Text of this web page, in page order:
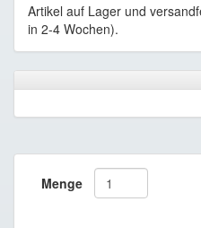
Artikel auf Lager und
in 2-4 Wochen).
Menge